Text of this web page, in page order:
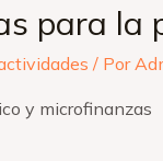
para la
/ Por
y microfinanzas